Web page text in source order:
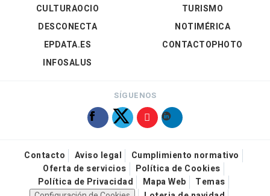
CULTURAOCIO
DESCONECTA
EPDATA.ES
INFOSALUS
TURISMO
NOTIMÉRICA
CONTACTOPHOTO
SÍGUENOS
Contacto Aviso legal
Cumplimiento normativo
Oferta de servicios
Política de Cookies
Política de Privacidad
Mapa Web
Temas